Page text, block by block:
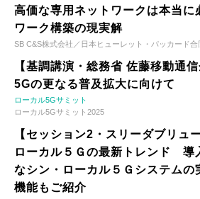
高価な専用ネットワークは本当に
ワーク構築の現実解
SB C&S株式会社／日本ヒューレット・パッカード合
【基調講演・総務省 佐藤移動通
5Gの更なる普及拡大に向けて
ローカル5Gサミット
ローカル5Gサミット2025
【セッション2・スリーダブリュ
ローカル５Ｇの最新トレンド 導
なシン・ローカル５Ｇシステム
機能もご紹介